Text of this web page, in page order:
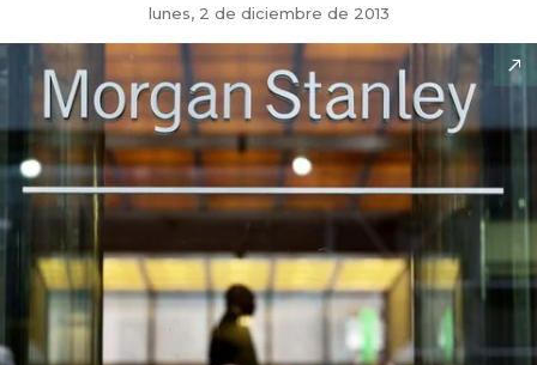
lunes, 2 de diciembre de 2013